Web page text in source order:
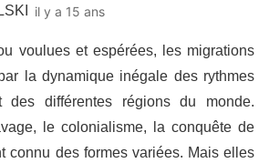
il y a 15 ans
voulues et espérées, les migrations
la dynamique inégale des rythmes
des différentes régions du monde.
le colonialisme, la conquête de
connu des formes variées. Mais elles